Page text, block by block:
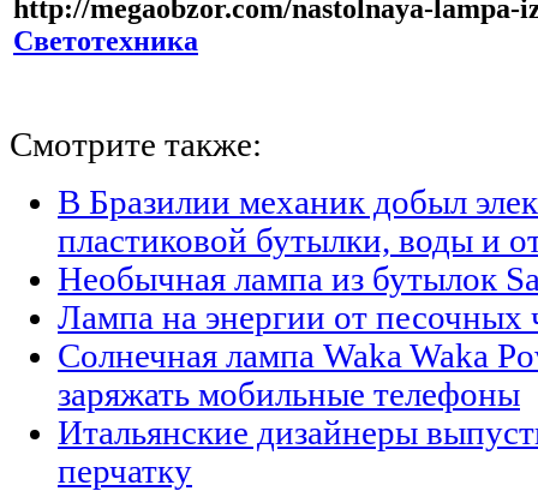
http://megaobzor.com/nastolnaya-lampa-
Светотехника
Смотрите также:
В Бразилии механик добыл
пластиковой бутылки, воды и
Необычная лампа из бутылок
Лампа на энергии от песочных
Солнечная лампа Waka Waka
заряжать мобильные телефоны
Итальянские дизайнеры
перчатку